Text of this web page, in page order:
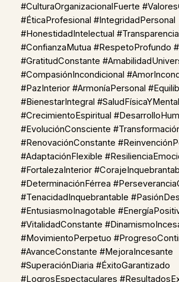
#CulturaOrganizacionalFuerte
#ÉticaProfesional #IntegridadPersonal
#HonestidadIntelectual
#ConfianzaMutua #RespetoProfundo
#GratitudConstante
#CompasiónIncondicional
#PazInterior #ArmoníaPersonal
#BienestarIntegral #SaludFísicaYMental
#CrecimientoEspiritual
#EvoluciónConsciente
#RenovaciónConstante
#AdaptaciónFlexible
#FortalezaInterior
#DeterminaciónFérrea
#TenacidadInquebrantable
#EntusiasmoInagotable
#VitalidadConstante
#MovimientoPerpetuo
#AvanceConstante #MejoraIncesante
#SuperaciónDiaria #ÉxitoGarantizado
#LogrosEspectaculares